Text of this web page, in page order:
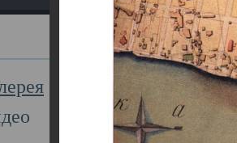
Главная